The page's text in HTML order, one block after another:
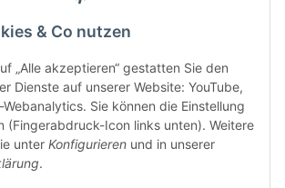
& Co nutzen
„Alle akzeptieren“ gestatten Sie den
Dienste auf unserer Website: YouTube,
Sie können die Einstellung
(Fingerabdruck-Icon links unten). Weitere
unter Konfigurieren und in unserer
.
erfolgreichen Bestätigung Ihrer Email-Adresse.